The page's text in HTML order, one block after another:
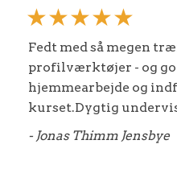
Fedt med så megen
profilværktøjer - og
hjemmearbejde og
kurset.Dygtig
- Jonas Thimm Jensbye